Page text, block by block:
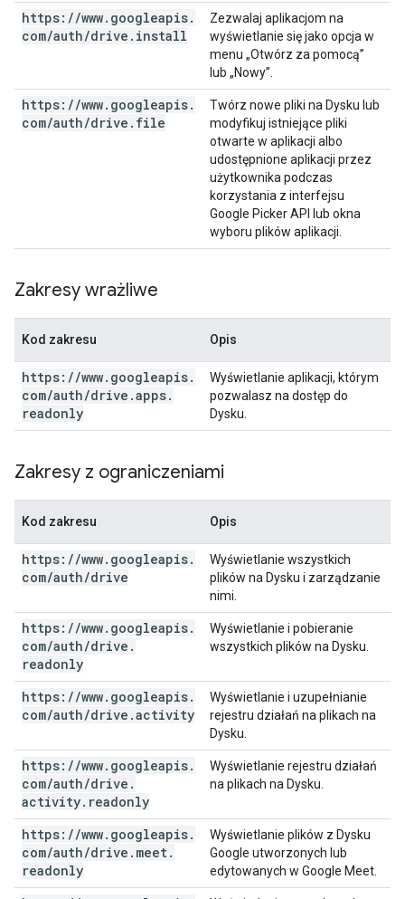
https: //www. googleapis.
com/auth/drive . install
Zezwalaj aplikacjom na
wyświetlanie się jako opcja w
menu „Otwórz za pomocą”
lub „Nowy”.
https: //www. googleapis.
com/auth/drive . file
Twórz nowe pliki na Dysku lub
modyfikuj istniejące pliki
otwarte w aplikacji albo
udostępnione aplikacji przez
użytkownika podczas
korzystania z interfejsu
Google Picker API lub okna
wyboru plików aplikacji.
Zakresy wrażliwe
Kod zakresu Opis
https: //www. googleapis.
com/auth/drive .apps.
readonly
Wyświetlanie aplikacji, którym
pozwalasz na dostęp do
Dysku.
Zakresy z ograniczeniami
Kod zakresu Opis
https: //www. googleapis.
com/auth/drive
Wyświetlanie wszystkich
plików na Dysku i zarządzanie
nimi.
https: //www. googleapis.
com/auth/drive .
readonly
Wyświetlanie i pobieranie
wszystkich plików na Dysku.
https: //www. googleapis.
com/auth/drive .activity
Wyświetlanie i uzupełnianie
rejestru działań na plikach na
Dysku.
https: //www. googleapis.
com/auth/drive .
activity. readonly
Wyświetlanie rejestru działań
na plikach na Dysku.
https: //www. googleapis.
com/auth/drive . meet.
readonly
Wyświetlanie plików z Dysku
Google utworzonych lub
edytowanych w Google Meet.